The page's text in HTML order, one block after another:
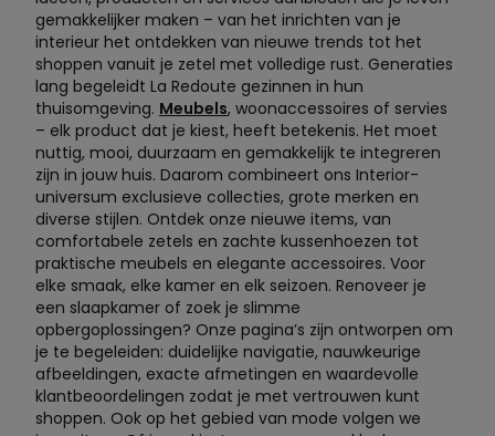
gemakkelijker maken – van het inrichten van je
interieur het ontdekken van nieuwe trends tot het
shoppen vanuit je zetel met volledige rust. Generaties
lang begeleidt La Redoute gezinnen in hun
thuisomgeving. Meubels, woonaccessoires of servies
– elk product dat je kiest, heeft betekenis. Het moet
nuttig, mooi, duurzaam en gemakkelijk te integreren
zijn in jouw huis. Daarom combineert ons Interior-
universum exclusieve collecties, grote merken en
diverse stijlen. Ontdek onze nieuwe items, van
comfortabele zetels en zachte kussenhoezen tot
praktische meubels en elegante accessoires. Voor
elke smaak, elke kamer en elk seizoen. Renoveer je
een slaapkamer of zoek je slimme
opbergoplossingen? Onze pagina’s zijn ontworpen om
je te begeleiden: duidelijke navigatie, nauwkeurige
afbeeldingen, exacte afmetingen en waardevolle
klantbeoordelingen zodat je met vertrouwen kunt
shoppen. Ook op het gebied van mode volgen we